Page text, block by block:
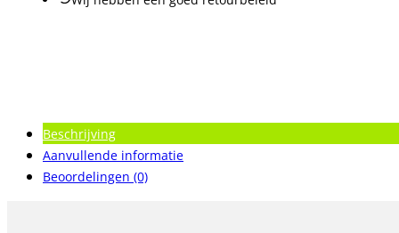
Beschrijving
Aanvullende informatie
Beoordelingen (0)